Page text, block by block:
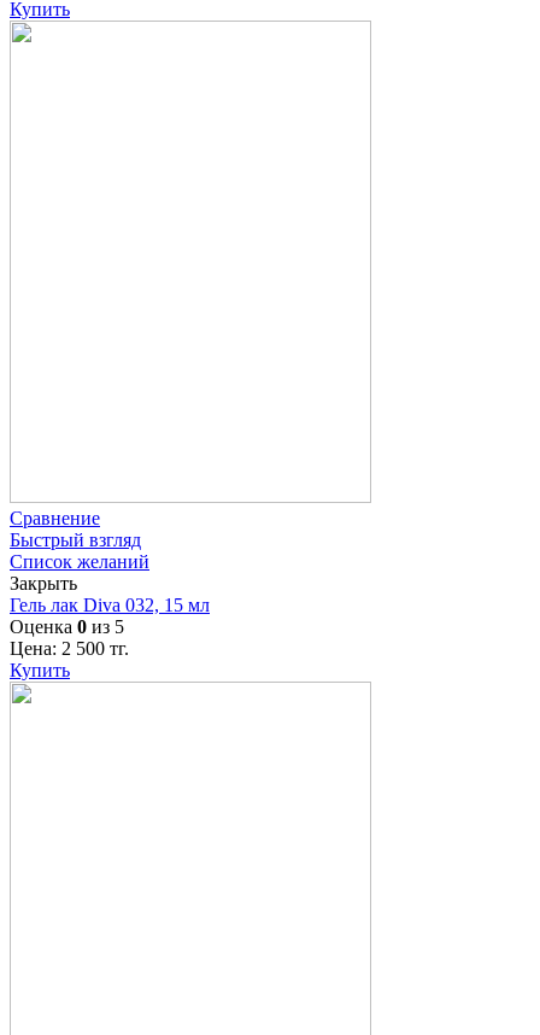
Купить
Сравнение
Быстрый взгляд
Список желаний
Закрыть
Гель лак Diva 032, 15 мл
Оценка 0 из 5
Цена: 2 500 тг.
Купить